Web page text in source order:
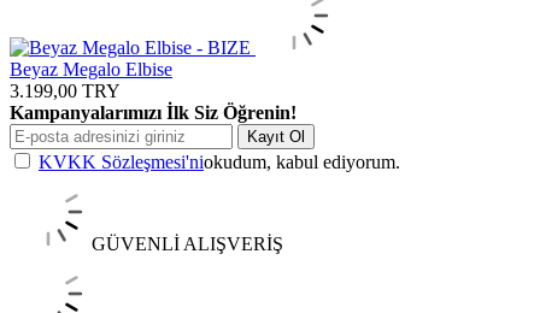
Beyaz Megalo Elbise
3.199,00 TRY
Kampanyalarımızı İlk Siz Öğrenin!
Kayıt Ol
KVKK Sözleşmesi'niokudum, kabul ediyorum.
GÜVENLİ ALIŞVERİŞ